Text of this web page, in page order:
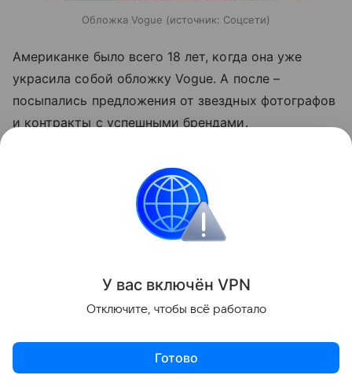
Обложка Vogue источник: Соцсети
Американке было всего 18 лет, когда она уже
украсила собой обложку Vogue. А после –
посыпались предложения от звездных фотографов
и контракты с успешными брендами.
У вас включён VPN
Отключите, чтобы всё работало
Готово